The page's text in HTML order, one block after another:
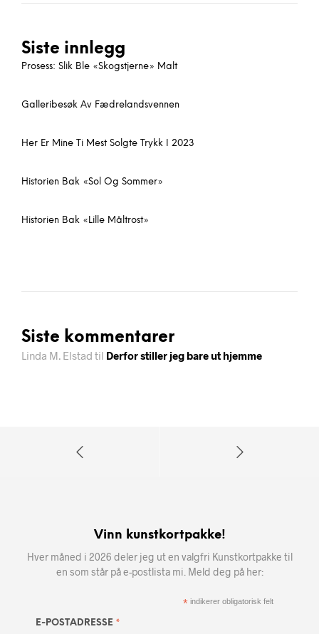
Siste innlegg
Prosess: Slik Ble «skogstjerne» Malt
Galleribesøk Av Fædrelandsvennen
Her Er Mine Ti Mest Solgte Trykk I 2023
Historien Bak «sol Og Sommer»
Historien Bak «lille Måltrost»
Siste kommentarer
Linda M. Elstad til Derfor stiller jeg bare ut hjemme
Vinn kunstkortpakke!
Hver måned i 2026 deler jeg ut en valgfri Kunstkortpakke til
en som står på e-postlista mi. Meld deg på her:
* indikerer obligatorisk felt
E-POSTADRESSE *